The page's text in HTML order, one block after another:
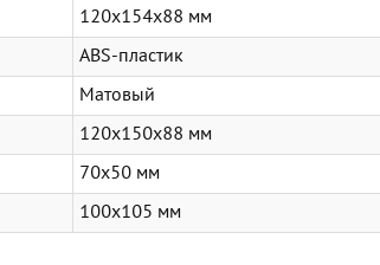
120x154x88 мм
ABS-пластик
Матовый
120x150x88 мм
70x50 мм
100x105 мм